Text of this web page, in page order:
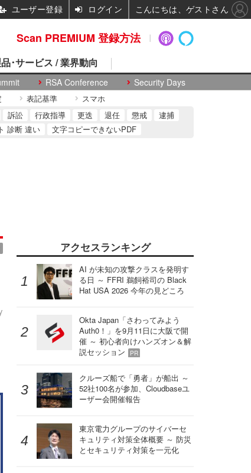
RSA Conference Security Days
･サービス / 業界動向
表記基準 スマホ
訴訟 行政指導 更迭 退任 懲戒
逮捕
診断 違い 文字コピーできないPDF
アクセスランキング
AI が未知の攻撃クラスを発明す
る日 ～ FFRI 鵜飼裕司の Black
Hat USA 2026 今年の見どころ
Okta Japan「さわってみよう
Auth0！」を9月11日に大阪で開
催 ～ 初心者向けハンズオン＆解
説セッション
PR
クルーズ船で「勇者」が船出 ～
52社100名が参加、Cloudbaseユ
ーザー会開催報告
東京電力グループのサイバーセ
キュリティ対策全体概要 ～ 防災
とセキュリティ対策を一元化
Scan PREMIUM 登録方法
ユーザー登録 ログイン こんにちは、ゲストさん